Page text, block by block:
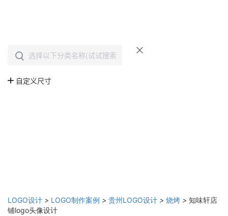
LOGO设计 > LOGO制作案例 > 贵州LOGO设计 > 烧烤 > 知味轩店
铺logo头像设计